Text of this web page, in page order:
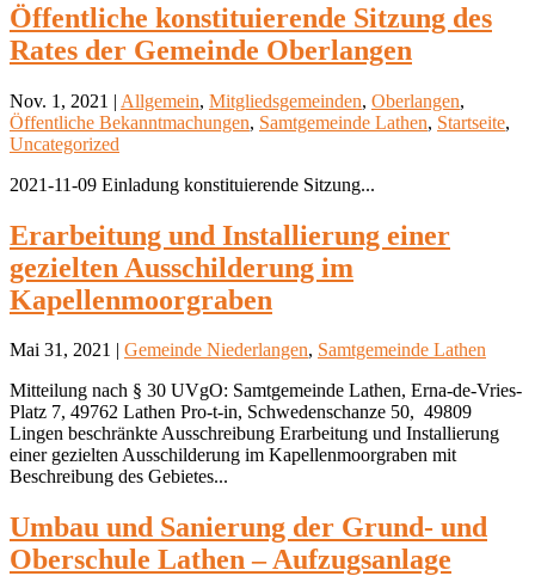
Öffentliche konstituierende Sitzung des
Rates der Gemeinde Oberlangen
Nov. 1, 2021 | Allgemein, Mitgliedsgemeinden, Oberlangen,
Öffentliche Bekanntmachungen, Samtgemeinde Lathen, Startseite,
Uncategorized
2021-11-09 Einladung konstituierende Sitzung...
Erarbeitung und Installierung einer
gezielten Ausschilderung im
Kapellenmoorgraben
Mai 31, 2021 | Gemeinde Niederlangen, Samtgemeinde Lathen
Mitteilung nach § 30 UVgO: Samtgemeinde Lathen, Erna-de-Vries-
Platz 7, 49762 Lathen Pro-t-in, Schwedenschanze 50, 49809
Lingen beschränkte Ausschreibung Erarbeitung und Installierung
einer gezielten Ausschilderung im Kapellenmoorgraben mit
Beschreibung des Gebietes...
Umbau und Sanierung der Grund- und
Oberschule Lathen – Aufzugsanlage